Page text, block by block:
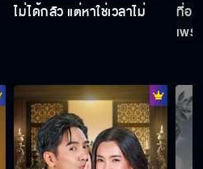
ไม่ได้กลัว แต่หาใช่เวลาไม่
ที่ออ
เพร